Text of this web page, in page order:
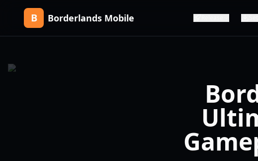
B Borderlands Mobile